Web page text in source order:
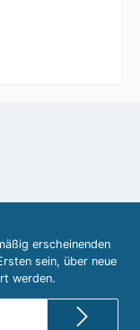
erscheinenden
sein, über neue
werden.